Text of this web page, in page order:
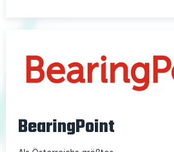
BearingPoint